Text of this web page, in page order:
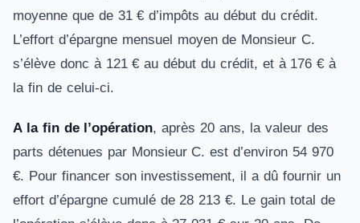
moyenne que de 31 € d’impôts au début du crédit.
L’effort d’épargne mensuel moyen de Monsieur C.
s’élève donc à 121 € au début du crédit, et à 176 € à
la fin de celui-ci.
A la fin de l’opération, après 20 ans, la valeur des
parts détenues par Monsieur C. est d’environ 54 970
€. Pour financer son investissement, il a dû fournir un
effort d’épargne cumulé de 28 213 €. Le gain total de